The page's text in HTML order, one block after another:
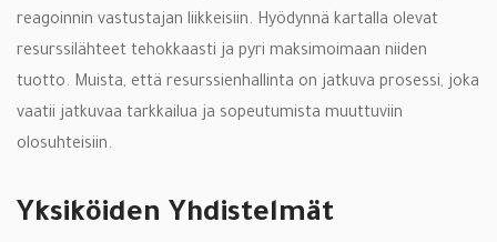
reagoinnin vastustajan liikkeisiin. Hyödynnä kartalla olevat
resurssilähteet tehokkaasti ja pyri maksimoimaan niiden
tuotto. Muista, että resurssienhallinta on jatkuva prosessi, joka
vaatii jatkuvaa tarkkailua ja sopeutumista muuttuviin
olosuhteisiin.
Yksiköiden Yhdistelmät